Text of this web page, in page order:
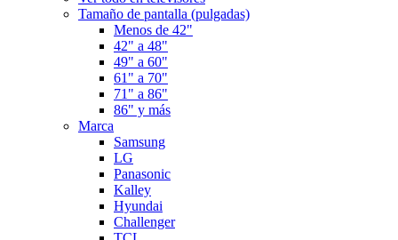
Tamaño de pantalla (pulgadas)
Menos de 42"
42" a 48"
49" a 60"
61" a 70"
71" a 86"
86" y más
Marca
Samsung
LG
Panasonic
Kalley
Hyundai
Challenger